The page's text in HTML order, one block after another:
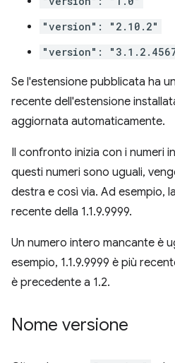
"version": "2.10.2"
"version":
Se l'estensione pubblicata ha
recente dell'estensione
aggiornata automaticamente.
Il confronto inizia con i numeri
questi numeri sono uguali,
destra e così via. Ad esempio,
recente della 1.1.9.9999.
Un numero intero mancante è
esempio, 1.1.9.9999 è più
è precedente a 1.2.
Nome versione